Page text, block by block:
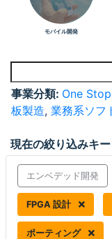
モバイル開発
事業分類: One
板製造, 業務系ソフ
現在の絞り込みキ
エンベデッド開発
FPGA 設計
ポーティング